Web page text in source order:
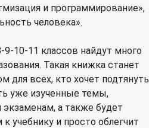
и программирование»,
человека».
10-11 классов найдут много
Такая книжка станет
всех, кто хочет подтянуть
уже изученные темы,
экзаменам, а также будет
учебнику и просто облегчит